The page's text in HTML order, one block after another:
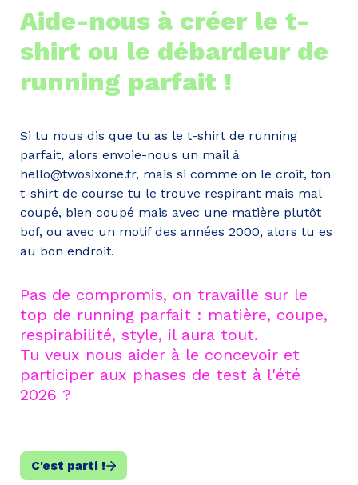
Aide-nous à créer le t-
shirt ou le débardeur de
running parfait !
Si tu nous dis que tu as le t-shirt de running
parfait, alors envoie-nous un mail à
hello@twosixone.fr, mais si comme on le croit, ton
t-shirt de course tu le trouve respirant mais mal
coupé, bien coupé mais avec une matière plutôt
bof, ou avec un motif des années 2000, alors tu es
Pas de compromis, on travaille sur le
top de running parfait : matière, coupe,
respirabilité, style, il aura tout.
Tu veux nous aider à le concevoir et
participer aux phases de test à l'été
2026 ?
C'est parti !